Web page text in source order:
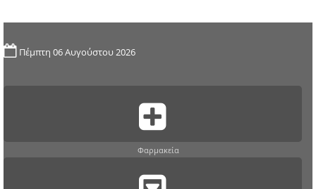
Πέμπτη 06 Αυγούστου 2026
Φαρμακεία